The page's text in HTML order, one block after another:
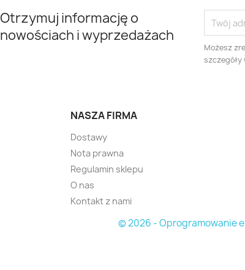
Otrzymuj informację o
nowościach i wyprzedażach
Możesz
szczegóły
NASZA FIRMA
Dostawy
Nota prawna
Regulamin sklepu
O nas
Kontakt z nami
© 2026 - Oprogramowanie